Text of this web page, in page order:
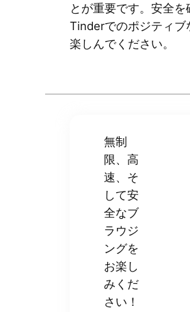
とが重要です。安全を
Tinderでのポジティブ
楽しんでください。
無制
限、高
速、そ
して安
全なブ
ラウジ
ングを
お楽し
みくだ
さい！